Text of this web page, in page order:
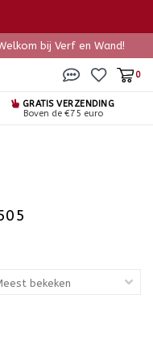
bij Verf en Wand!
0
GRATIS VERZENDING
Boven de €75 euro